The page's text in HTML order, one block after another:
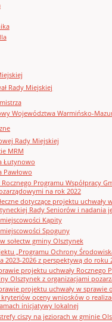
Rady Miejskiej
Województwa Warmińsko-
Rady Miejskiej
MRM
Łutynowo
Pawłowo
Programu Współpracy
na rok 2022
dotyczące projektu uchwały
Rady Seniorów i nadania
Kąpity
Spoguny
sołectw gminy Olsztynek
„Programu Ochrony
2023-2026 z perspektywą do roku
projektu uchwały Rocznego
Olsztynek z organizacjami
projektu uchwały w sprawie
kryteriów oceny wniosków o
inicjatywy lokalnej
ciszy na jeziorach w gminie